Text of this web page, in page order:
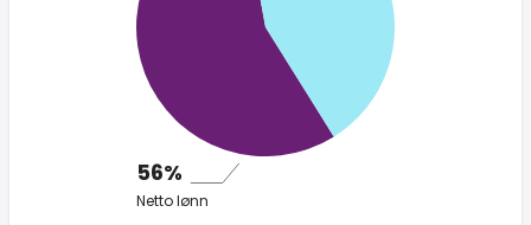
56%
Netto lønn